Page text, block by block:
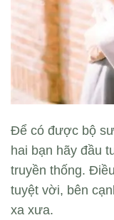
Để có được bộ
hai bạn hãy đầu
truyền thống.
tuyệt vời, bên
xa xưa.